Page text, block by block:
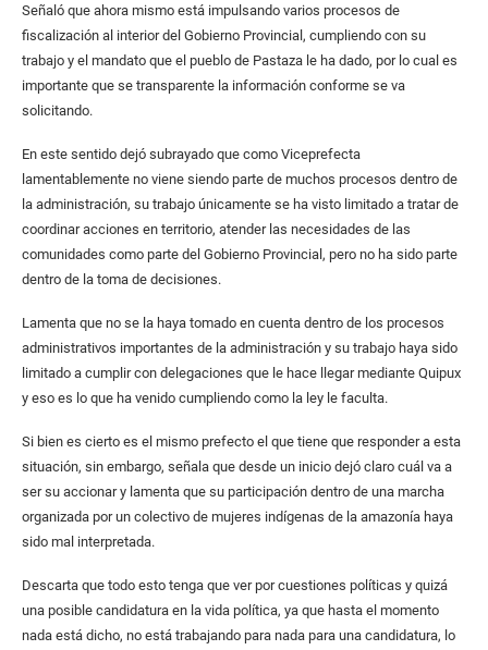
Señaló que ahora mismo está impulsando varios procesos de
fiscalización al interior del Gobierno Provincial, cumpliendo con su
trabajo y el mandato que el pueblo de Pastaza le ha dado, por lo cual es
importante que se transparente la información conforme se va
solicitando.
En este sentido dejó subrayado que como Viceprefecta
lamentablemente no viene siendo parte de muchos procesos dentro de
la administración, su trabajo únicamente se ha visto limitado a tratar de
coordinar acciones en territorio, atender las necesidades de las
comunidades como parte del Gobierno Provincial, pero no ha sido parte
dentro de la toma de decisiones.
Lamenta que no se la haya tomado en cuenta dentro de los procesos
administrativos importantes de la administración y su trabajo haya sido
limitado a cumplir con delegaciones que le hace llegar mediante Quipux
y eso es lo que ha venido cumpliendo como la ley le faculta.
Si bien es cierto es el mismo prefecto el que tiene que responder a esta
situación, sin embargo, señala que desde un inicio dejó claro cuál va a
ser su accionar y lamenta que su participación dentro de una marcha
organizada por un colectivo de mujeres indígenas de la amazonía haya
sido mal interpretada.
Descarta que todo esto tenga que ver por cuestiones políticas y quizá
una posible candidatura en la vida política, ya que hasta el momento
nada está dicho, no está trabajando para nada para una candidatura, lo